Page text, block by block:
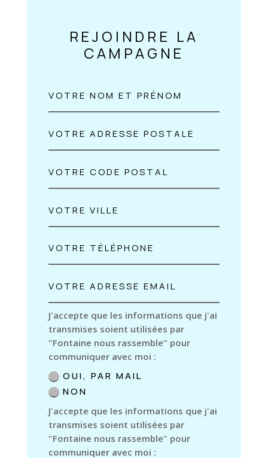
REJOINDRE LA
CAMPAGNE
J'accepte que les informations que j'ai
transmises soient utilisées par
"Fontaine nous rassemble" pour
communiquer avec moi :
OUI, PAR MAIL
NON
J'accepte que les informations que j'ai
transmises soient utilisées par
"Fontaine nous rassemble" pour
communiquer avec moi :